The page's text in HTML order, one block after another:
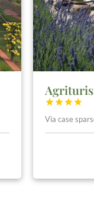




Via case